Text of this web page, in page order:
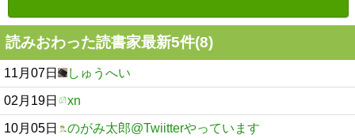
読みおわった読書家最新5件(8)
11月07日 しゅうへい
02月19日 xn
10月05日 のがみ太郎@Twiitterやっています